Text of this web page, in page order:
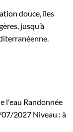
douce, îles
jusqu’à
l'eau Randonnée
07/2027 Niveau : à